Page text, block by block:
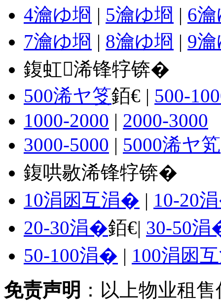
4瀹ゆ埛 | 5瀹ゆ埛 | 6
7瀹ゆ埛 | 8瀹ゆ埛 | 9
鍑虹浠锋牸锛�
500浠ヤ笅銆€ | 500-
1000-2000 | 2000-3000
3000-5000 | 5000浠ヤ笂
鍑哄敭浠锋牸锛�
10涓囦互涓� | 10-20
20-30涓�銆€| 30-50
50-100涓� | 100涓囦
免责声明 ：以上物业租